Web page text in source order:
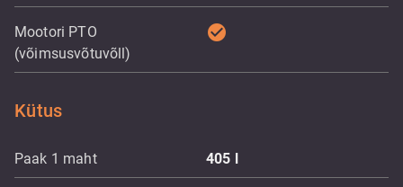
Mootori PTO
(võimsusvõtuvõll)
check_circle
Kütus
Paak 1 maht 405 l